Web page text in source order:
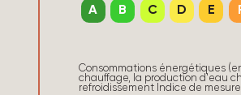
A B C D E
Consommations énergétiques
chauffage, la production d'eau
refroidissement Indice de